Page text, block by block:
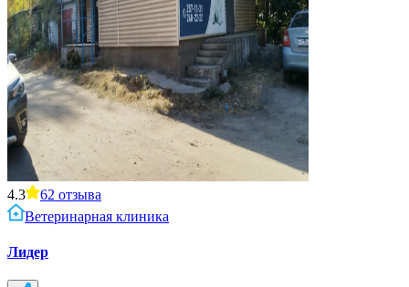
4.3 62 отзыва
Ветеринарная клиника
Лидер